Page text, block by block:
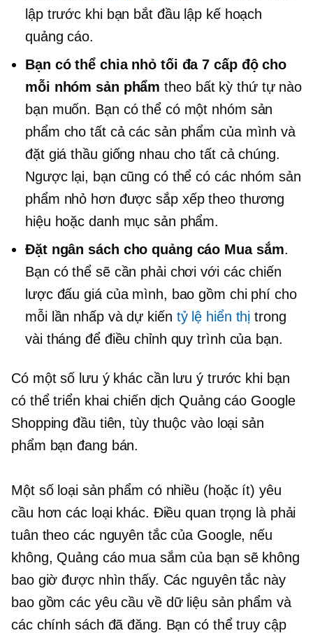
lập trước khi bạn bắt đầu lập kế hoạch
quảng cáo.
Bạn có thể chia nhỏ tối đa 7 cấp độ cho
mỗi nhóm sản phẩm theo bất kỳ thứ tự nào
bạn muốn. Bạn có thể có một nhóm sản
phẩm cho tất cả các sản phẩm của mình và
đặt giá thầu giống nhau cho tất cả chúng.
Ngược lại, bạn cũng có thể có các nhóm sản
phẩm nhỏ hơn được sắp xếp theo thương
hiệu hoặc danh mục sản phẩm.
Đặt ngân sách cho quảng cáo Mua sắm.
Bạn có thể sẽ cần phải chơi với các chiến
lược đấu giá của mình, bao gồm chi phí cho
mỗi lần nhấp và dự kiến tỷ lệ hiển thị trong
vài tháng để điều chỉnh quy trình của bạn.
Có một số lưu ý khác cần lưu ý trước khi bạn
có thể triển khai chiến dịch Quảng cáo Google
Shopping đầu tiên, tùy thuộc vào loại sản
phẩm bạn đang bán.
Một số loại sản phẩm có nhiều (hoặc ít) yêu
cầu hơn các loại khác. Điều quan trọng là phải
tuân theo các nguyên tắc của Google, nếu
không, Quảng cáo mua sắm của bạn sẽ không
bao giờ được nhìn thấy. Các nguyên tắc này
bao gồm các yêu cầu về dữ liệu sản phẩm và
các chính sách đã đăng. Bạn có thể truy cập